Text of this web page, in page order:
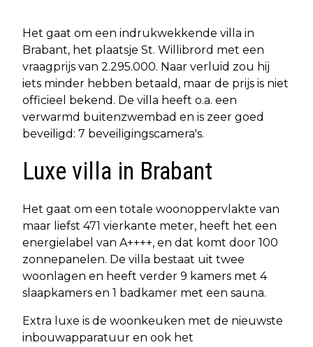
Het gaat om een indrukwekkende villa in
Brabant, het plaatsje St. Willibrord met een
vraagprijs van 2.295.000. Naar verluid zou hij
iets minder hebben betaald, maar de prijs is niet
officieel bekend. De villa heeft o.a. een
verwarmd buitenzwembad en is zeer goed
beveiligd: 7 beveiligingscamera's.
Luxe villa in Brabant
Het gaat om een totale woonoppervlakte van
maar liefst 471 vierkante meter, heeft het een
energielabel van A++++, en dat komt door 100
zonnepanelen. De villa bestaat uit twee
woonlagen en heeft verder 9 kamers met 4
slaapkamers en 1 badkamer met een sauna.
Extra luxe is de woonkeuken met de nieuwste
inbouwapparatuur en ook het